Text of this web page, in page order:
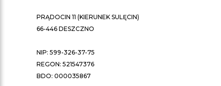
PRĄDOCIN 11 (KIERUNEK SULĘCIN)
66-446 DESZCZNO
NIP: 599-326-37-75
REGON: 521547376
BDO: 000035867